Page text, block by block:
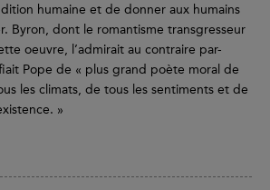
humaine et de donner aux humains
Byron, dont le romantisme transgresseur
oeuvre, l’admirait au contraire par-
Pope de « plus grand poète moral de
les climats, de tous les sentiments et de
»